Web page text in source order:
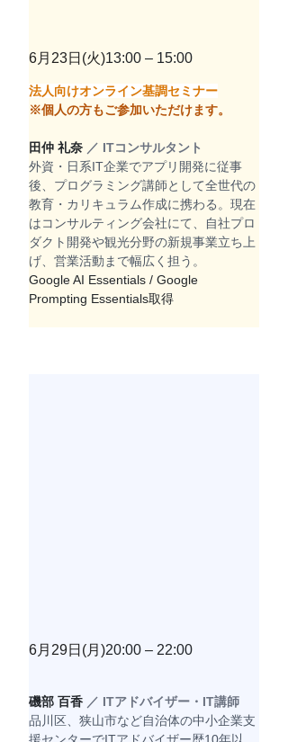
6月23日(火)13:00 – 15:00
法人向けオンライン基調セミナー
※個人の方もご参加いただけます。
田仲 礼奈 ／ ITコンサルタント
外資・日系IT企業でアプリ開発に従事
後、プログラミング講師として全世代の
教育・カリキュラム作成に携わる。現在
はコンサルティング会社にて、自社プロ
ダクト開発や観光分野の新規事業立ち上
げ、営業活動まで幅広く担う。
Google AI Essentials / Google
Prompting Essentials取得
6月29日(月)20:00 – 22:00
磯部 百香 ／ ITアドバイザー・IT講師
品川区、狭山市など自治体の中小企業支